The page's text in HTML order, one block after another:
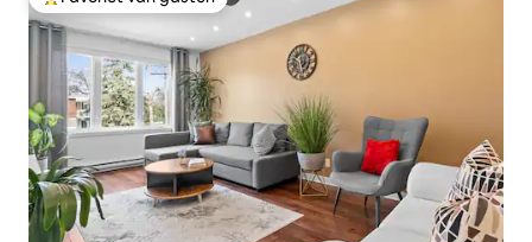
Topfavoriet van gasten